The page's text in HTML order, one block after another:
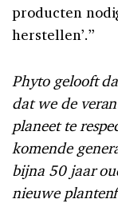
producten
herstellen’.”
Phyto gelooft
dat we de
planeet te
komende
bijna 50 jaar
nieuwe